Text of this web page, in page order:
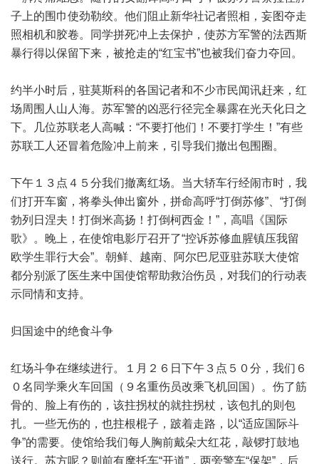
子上的围巾使劲勒绞。他们阻止新华社记者照相，妄图夺走
照相机和胶卷。同学拼死冲上去保护，使苏方军警的法西斯
暴行得以保留下来，被抢走的“红宝书”也被我们奋力夺回。
约半小时后，驻莫斯科的各国记者和不少市民闻讯赶来，红
场周围人山人海。苏军警的凶恶行径完全暴露在光天化日之
下。几位苏联老人高喊：“不要打他们！不要打学生！”有些
苏联工人还冒着危险冲上前来，引导我们撤出包围圈。
下午１３点４５分我们撤离红场。当大轿车行经闹市时，我
们打开车窗，将拳头伸出窗外，拼命高呼“打倒苏修”、“打倒
勃列日涅夫！打倒米高扬！打倒柯西金！”，高唱《国际
歌》。晚上，在使馆电影厅召开了“控诉苏修血腥镇压我留
欧学生罪行大会”。朝鲜、越南、阿尔巴尼亚驻苏联大使馆
都分别派了医生来中国使馆帮助救治伤员，对我们的行动表
示同情和支持。
归国途中的绝食斗争
红场斗争在继续进行。１月２６日下午３点５０分，我们６
０名同学乘火车回国（９名重伤员改乘飞机回国）。伤了筋
骨的、脸上有伤的，该拄拐杖的就拄拐杖，该包扎的则包
扎。一些无伤的，也拄根棍子，跛着走路，以“适应国际斗
争”的需要。使馆给我们每人胸前戴朵大红花，敲锣打鼓地
送行。苏方呢？则前有摩托车“开道”，两旁警车“保架”，后